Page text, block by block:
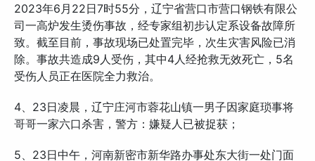
2023年6月22日7时55分，辽宁省营口市营口钢铁有限公
司一高炉发生烫伤事故，经专家组初步认定系设备故障所
致。截至目前，事故现场已处置完毕，次生灾害风险已消
除。事故共造成9人受伤，其中4人经抢救无效死亡，5名
受伤人员正在医院全力救治。
4、23日凌晨，辽宁庄河市蓉花山镇一男子因家庭琐事将
哥哥一家六口杀害，警方：嫌疑人已被捉获；
5、23日中午，河南新密市新华路办事处东大街一处门面